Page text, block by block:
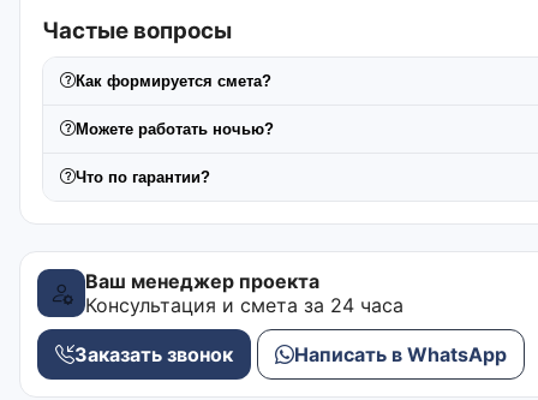
Частые вопросы
Как формируется смета?
Можете работать ночью?
Что по гарантии?
Ваш менеджер проекта
Консультация и смета за 24 часа
Заказать звонок Написать в WhatsApp